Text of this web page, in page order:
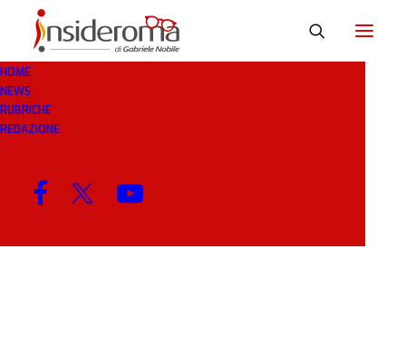
HOME
NEWS
RUBRICHE
REDAZIONE
SIMONE
MENU